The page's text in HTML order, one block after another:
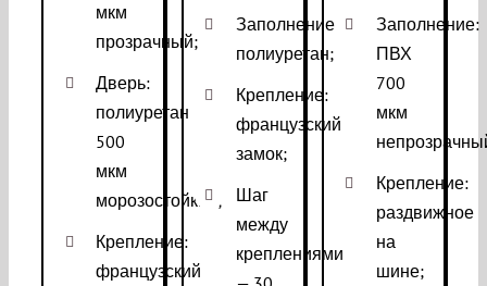
мкм
прозрачный;
Дверь:
полиуретан
500
мкм
морозостойкий;
Крепление:
французский
Заполнение:
полиуретан;
Крепление:
французский
замок;
Шаг
между
креплениями
Заполнение:
ПВХ
700
мкм
Крепление:
раздвижное
на
шине;